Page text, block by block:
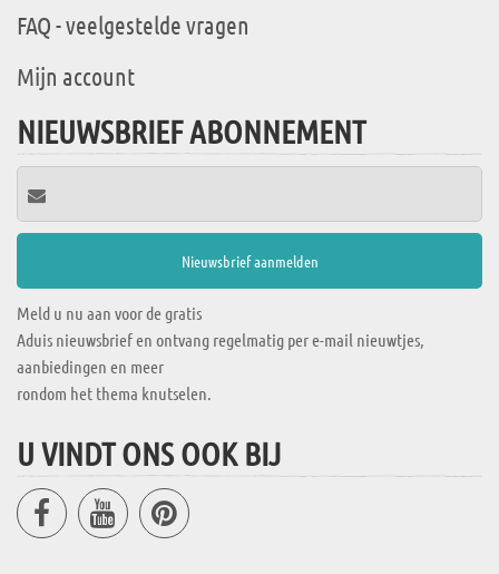
FAQ - veelgestelde vragen
Mijn account
NIEUWSBRIEF ABONNEMENT
Meld u nu aan voor de gratis
Aduis nieuwsbrief en ontvang regelmatig per e-mail nieuwtjes,
aanbiedingen en meer
rondom het thema knutselen.
U VINDT ONS OOK BIJ